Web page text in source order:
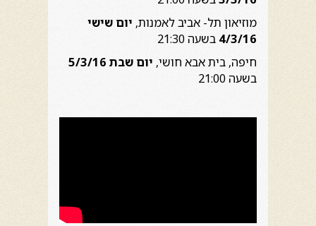
מוזיאון תל- אביב לאמנות, יום שישי
4/3/16 בשעה 21:30
חיפה, בית אבא חושי, יום שבת 5/3/16
בשעה 21:00